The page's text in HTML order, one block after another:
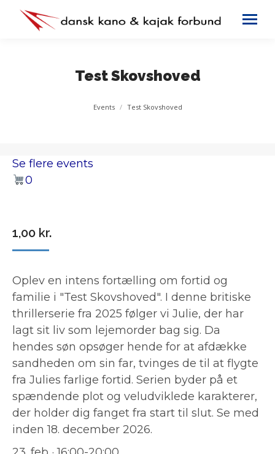
Test Skovshoved
You are here:
Events Test Skovshoved
Se flere events
0
1,00 kr.
Oplev en intens fortælling om fortid og
familie i "Test Skovshoved". I denne britiske
thrillerserie fra 2025 følger vi Julie, der har
lagt sit liv som lejemorder bag sig. Da
hendes søn opsøger hende for at afdække
sandheden om sin far, tvinges de til at flygte
fra Julies farlige fortid. Serien byder på et
spændende plot og veludviklede karakterer,
der holder dig fanget fra start til slut. Se med
inden 18. december 2026.